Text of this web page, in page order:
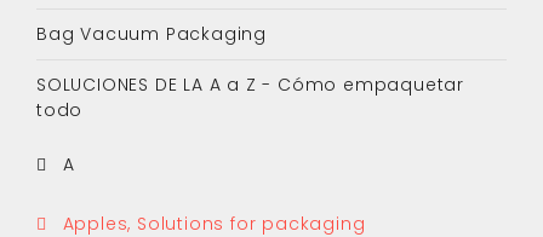
Bag Vacuum Packaging
SOLUCIONES DE LA A a Z - Cómo empaquetar
todo
A
Apples, Solutions for packaging